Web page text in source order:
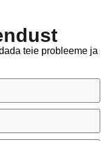
teie probleeme ja